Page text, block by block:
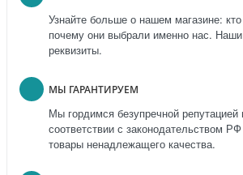
Узнайте больше о нашем магазине:
почему они выбрали именно нас. Наши
реквизиты.
МЫ ГАРАНТИРУЕМ
Мы гордимся безупречной репутацией
соответствии с законодательством
товары ненадлежащего качества.